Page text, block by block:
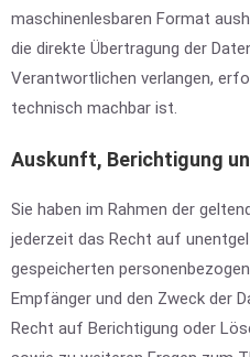
maschinenlesbaren Format
die direkte Übertragung der
Verantwortlichen verlangen,
technisch machbar ist.
Auskunft, Berichtigung
Sie haben im Rahmen der
jederzeit das Recht auf
gespeicherten
Empfänger und den Zweck der
Recht auf Berichtigung oder